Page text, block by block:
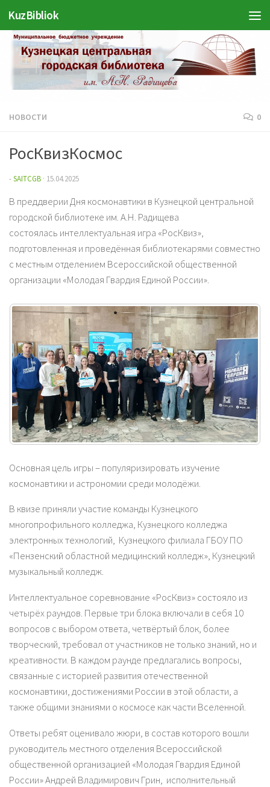
Перейти к содержимому
KuzBibliok
НОВОСТИ 0
РосКвизКосмос
-SAITCGB · 15.04.2025
В преддверии Дня космонавтики в Кузнецкой центральной
городской библиотеке им. А.Н. Радищева
состоялась интеллектуальная игра «РосКвиз»,
подготовленная и проведённая библиотекарями совместно
с местным отделением Всероссийской общественной
организации «Молодая Гвардия Единой России».
Основная цель игры – популяризировать изучение
космонавтики и астрономии среди молодёжи.
В квизе приняли участие команды Кузнецкого
многопрофильного колледжа, Кузнецкого колледжа
электронных технологий, Кузнецкого филиала ГБОУ ПО
«Пензенский областной медицинский колледж», Кузнецкий
музыкальный колледж.
Интеллектуальное соревнование «РосКвиз» состояло из
четырёх раундов. Первые три блока включали в себя 10
вопросов с выбором ответа, четвёртый блок, более
творческий, требовал от участников не только знаний, но и
креативности. В каждом раунде предлагались вопросы,
связанные с историей развития отечественной
космонавтики, достижениями России в этой области, а
также общими знаниями о космосе как части Вселенной.
Ответы ребят оценивало жюри, в состав которого вошли
руководитель местного отделения Всероссийской
общественной организацией «Молодая Гвардия Единой
России» Андрей Владимирович Грин, исполнительный